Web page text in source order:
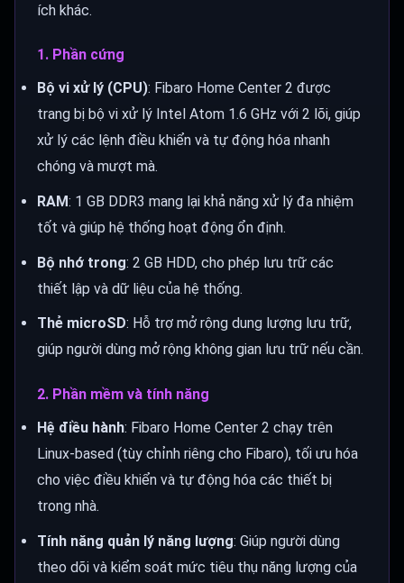
ích khác.
1. Phần cứng
Bộ vi xử lý (CPU): Fibaro Home Center 2 được
trang bị bộ vi xử lý Intel Atom 1.6 GHz với 2 lõi, giúp
xử lý các lệnh điều khiển và tự động hóa nhanh
chóng và mượt mà.
RAM: 1 GB DDR3 mang lại khả năng xử lý đa nhiệm
tốt và giúp hệ thống hoạt động ổn định.
Bộ nhớ trong: 2 GB HDD, cho phép lưu trữ các
thiết lập và dữ liệu của hệ thống.
Thẻ microSD: Hỗ trợ mở rộng dung lượng lưu trữ,
giúp người dùng mở rộng không gian lưu trữ nếu cần.
2. Phần mềm và tính năng
Hệ điều hành: Fibaro Home Center 2 chạy trên
Linux-based (tùy chỉnh riêng cho Fibaro), tối ưu hóa
cho việc điều khiển và tự động hóa các thiết bị
trong nhà.
Tính năng quản lý năng lượng: Giúp người dùng
theo dõi và kiểm soát mức tiêu thụ năng lượng của